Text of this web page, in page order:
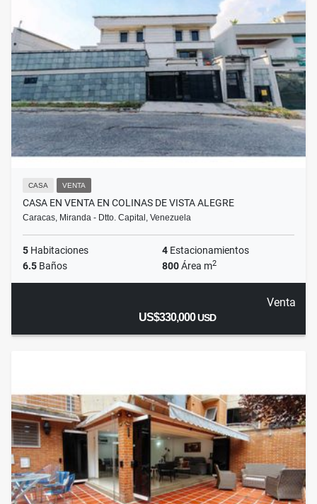
CASA VENTA
CASA EN VENTA EN COLINAS DE VISTA ALEGRE
Caracas, Miranda - Dtto. Capital, Venezuela
5 Habitaciones 4 Estacionamientos
6.5 Baños 800Área m2
Venta
US$330,000USD